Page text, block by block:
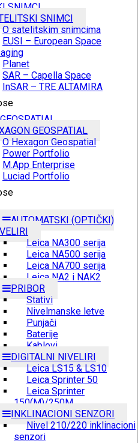
SNIMCI
SNIMCI
O satelitskim snimcima
EUSI – European Space
Planet
SAR – Capella Space
InSAR – TRE ALTAMIRA
GEOSPATIAL
O Hexagon Geospatial
Power Portfolio
M.App Enterprise
Luciad Portfolio
AUTOMATSKI (OPTIČKI)
Leica NA300 serija
Leica NA500 serija
Leica NA700 serija
Leica NA2 i NAK2
PRIBOR
Stativi
Nivelmanske letve
Punjači
Baterije
Kablovi
DIGITALNI NIVELIRI
Leica LS15 & LS10
Leica Sprinter 50
Leica Sprinter
150(M)/250M
INKLINACIONI SENZORI
Nivel 210/220 inklinacioni
senzori